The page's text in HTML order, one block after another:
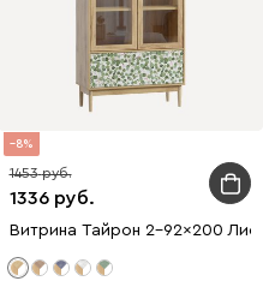
8
1336
1453
Витрина Тайрон 2-92x200